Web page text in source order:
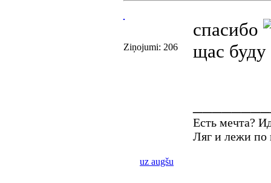
Ziņojumi: 206
спасибо
щас буду
Есть мечта?
Ляг и лежи по
uz augšu